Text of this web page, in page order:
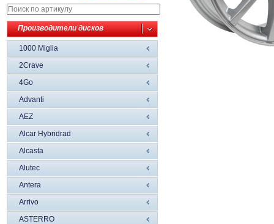
Производители дисков
1000 Miglia
2Crave
4Go
Advanti
AEZ
Alcar Hybridrad
Alcasta
Alutec
Antera
Arrivo
ASTERRO